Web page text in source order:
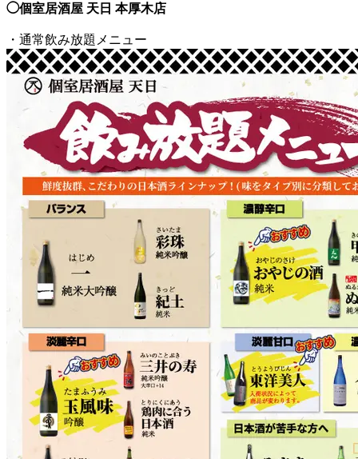
◯個室居酒屋 天日 本厚木店
・通常飲み放題メニュー